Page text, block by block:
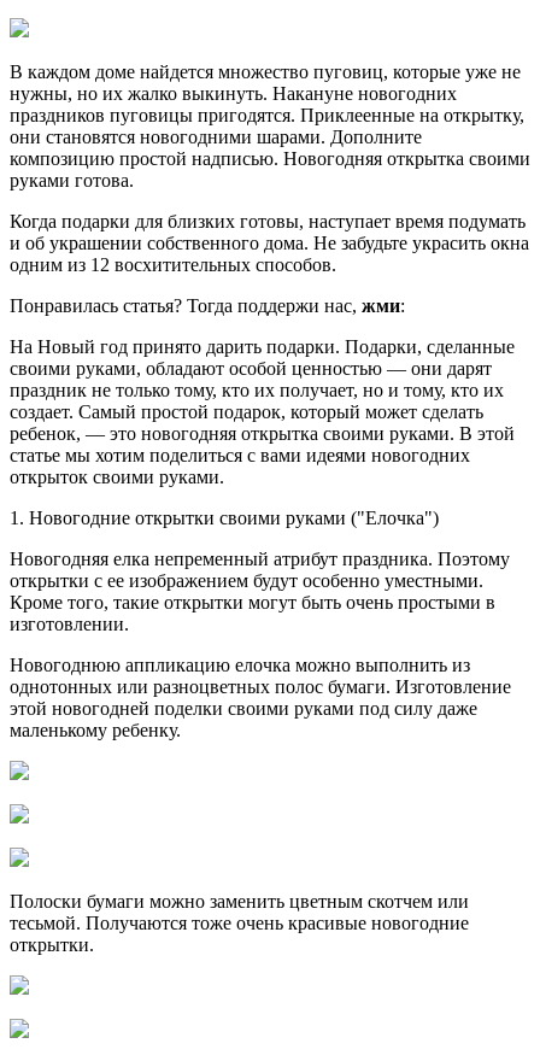
В каждом доме найдется множество пуговиц, которые уже не
нужны, но их жалко выкинуть. Накануне новогодних
праздников пуговицы пригодятся. Приклеенные на открытку,
они становятся новогодними шарами. Дополните
композицию простой надписью. Новогодняя открытка своими
руками готова.
Когда подарки для близких готовы, наступает время подумать
и об украшении собственного дома. Не забудьте украсить окна
одним из 12 восхитительных способов.
Понравилась статья? Тогда поддержи нас, жми:
На Новый год принято дарить подарки. Подарки, сделанные
своими руками, обладают особой ценностью — они дарят
праздник не только тому, кто их получает, но и тому, кто их
создает. Самый простой подарок, который может сделать
ребенок, — это новогодняя открытка своими руками. В этой
статье мы хотим поделиться с вами идеями новогодних
открыток своими руками.
1. Новогодние открытки своими руками ("Елочка")
Новогодняя елка непременный атрибут праздника. Поэтому
открытки с ее изображением будут особенно уместными.
Кроме того, такие открытки могут быть очень простыми в
изготовлении.
Новогоднюю аппликацию елочка можно выполнить из
однотонных или разноцветных полос бумаги. Изготовление
этой новогодней поделки своими руками под силу даже
маленькому ребенку.
Полоски бумаги можно заменить цветным скотчем или
тесьмой. Получаются тоже очень красивые новогодние
открытки.